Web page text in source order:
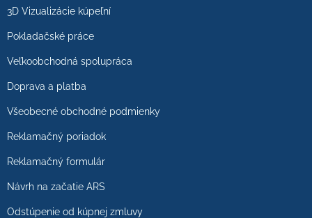
3D Vizualizácie kúpeľní
Pokladačské práce
Veľkoobchodná spolupráca
Doprava a platba
Všeobecné obchodné podmienky
Reklamačný poriadok
Reklamačný formulár
Návrh na začatie ARS
Odstúpenie od kúpnej zmluvy